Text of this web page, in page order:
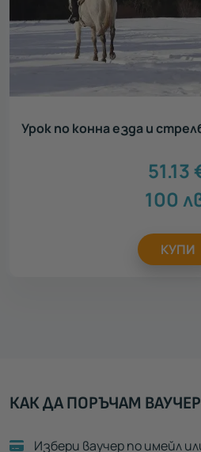
Урок по конна езда и
51.13
100
КУПИ
КАК ДА ПОРЪЧАМ
Избери ваучер по имейл